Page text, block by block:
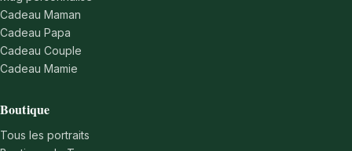
Cadeau Maman
Cadeau Papa
Cadeau Couple
Cadeau Mamie
Boutique
Tous les portraits